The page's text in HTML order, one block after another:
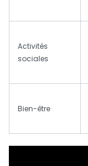
Activités
sociales
Bien-être